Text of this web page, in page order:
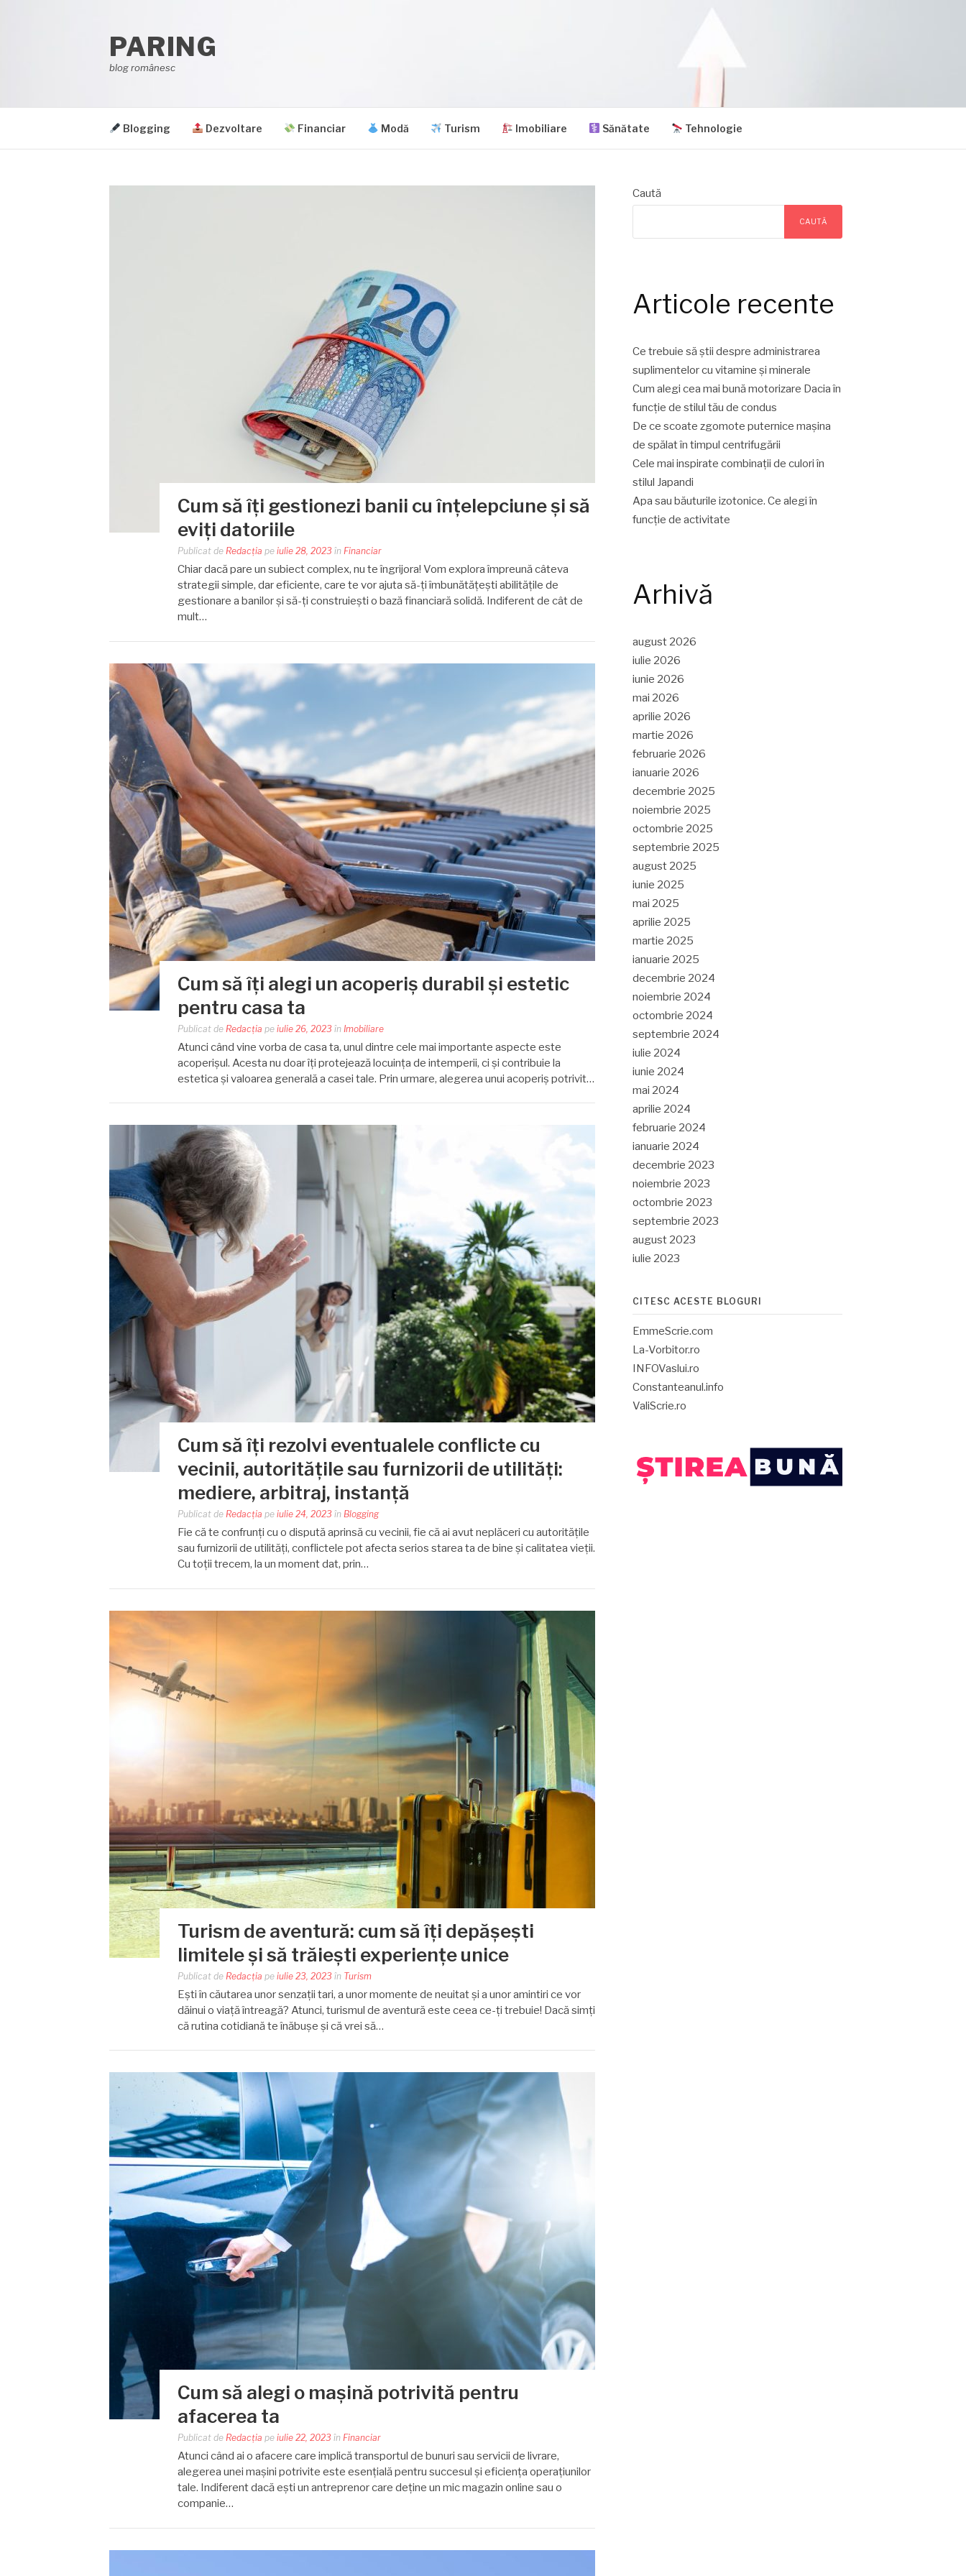
PARING
blog românesc
Blogging Dezvoltare Financiar Modă Turism Imobiliare Sănătate Tehnologie
Cum să îți gestionezi banii cu înțelepciune și să
eviți datoriile
Publicat de Redacția pe iulie 28, 2023 în Financiar
Chiar dacă pare un subiect complex, nu te îngrijora! Vom explora împreună câteva
strategii simple, dar eficiente, care te vor ajuta să-ți îmbunătățești abilitățile de
gestionare a banilor și să-ți construiești o bază financiară solidă. Indiferent de cât de
mult…
Cum să îți alegi un acoperiș durabil și estetic
pentru casa ta
Publicat de Redacția pe iulie 26, 2023 în Imobiliare
Atunci când vine vorba de casa ta, unul dintre cele mai importante aspecte este
acoperișul. Acesta nu doar îți protejează locuința de intemperii, ci și contribuie la
estetica și valoarea generală a casei tale. Prin urmare, alegerea unui acoperiș potrivit…
Cum să îți rezolvi eventualele conflicte cu
vecinii, autoritățile sau furnizorii de utilități:
mediere, arbitraj, instanță
Publicat de Redacția pe iulie 24, 2023 în Blogging
Fie că te confrunți cu o dispută aprinsă cu vecinii, fie că ai avut neplăceri cu autoritățile
sau furnizorii de utilități, conflictele pot afecta serios starea ta de bine și calitatea vieții.
Cu toții trecem, la un moment dat, prin…
Turism de aventură: cum să îți depășești
limitele și să trăiești experiențe unice
Publicat de Redacția pe iulie 23, 2023 în Turism
Ești în căutarea unor senzații tari, a unor momente de neuitat și a unor amintiri ce vor
dăinui o viață întreagă? Atunci, turismul de aventură este ceea ce-ți trebuie! Dacă simți
că rutina cotidiană te înăbușe și că vrei să…
Cum să alegi o mașină potrivită pentru
afacerea ta
Publicat de Redacția pe iulie 22, 2023 în Financiar
Atunci când ai o afacere care implică transportul de bunuri sau servicii de livrare,
alegerea unei mașini potrivite este esențială pentru succesul și eficiența operațiunilor
tale. Indiferent dacă ești un antreprenor care deține un mic magazin online sau o
companie…
Caută
CAUTĂ
Articole recente
Ce trebuie să știi despre administrarea
suplimentelor cu vitamine și minerale
Cum alegi cea mai bună motorizare Dacia în
funcție de stilul tău de condus
De ce scoate zgomote puternice mașina
de spălat în timpul centrifugării
Cele mai inspirate combinații de culori în
stilul Japandi
Apa sau băuturile izotonice. Ce alegi în
funcție de activitate
Arhivă
august 2026
iulie 2026
iunie 2026
mai 2026
aprilie 2026
martie 2026
februarie 2026
ianuarie 2026
decembrie 2025
noiembrie 2025
octombrie 2025
septembrie 2025
august 2025
iunie 2025
mai 2025
aprilie 2025
martie 2025
ianuarie 2025
decembrie 2024
noiembrie 2024
octombrie 2024
septembrie 2024
iulie 2024
iunie 2024
mai 2024
aprilie 2024
februarie 2024
ianuarie 2024
decembrie 2023
noiembrie 2023
octombrie 2023
septembrie 2023
august 2023
iulie 2023
CITESC ACESTE BLOGURI
EmmeScrie.com
La-Vorbitor.ro
INFOVaslui.ro
Constanteanul.info
ValiScrie.ro